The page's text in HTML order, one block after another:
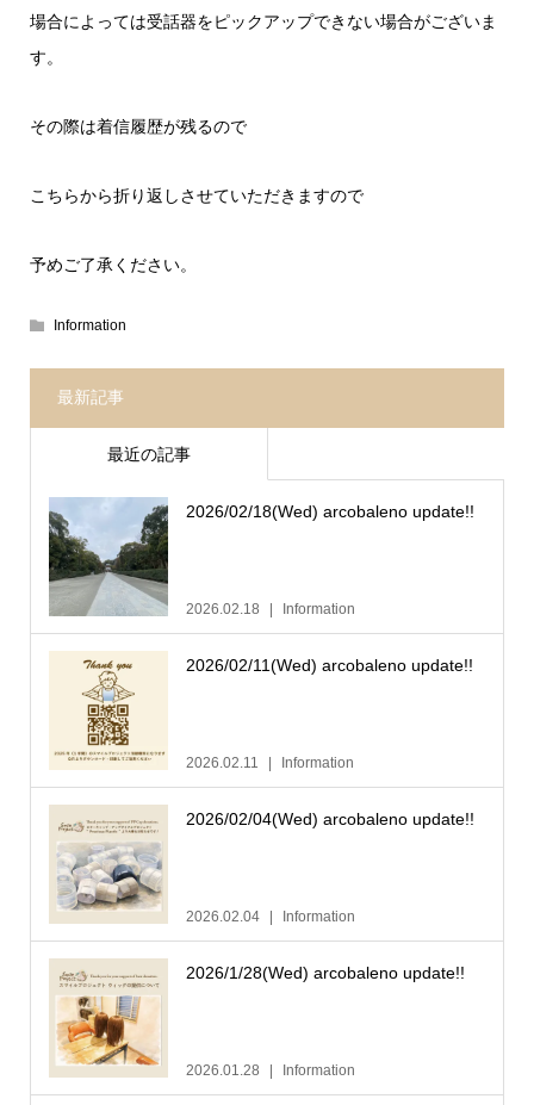
場合によっては受話器をピックアップできない場合がございま
す。
その際は着信履歴が残るので
こちらから折り返しさせていただきますので
予めご了承ください。
Information
最新記事
最近の記事
2026/02/18(Wed) arcobaleno update!!
2026.02.18 Information
2026/02/11(Wed) arcobaleno update!!
2026.02.11 Information
2026/02/04(Wed) arcobaleno update!!
2026.02.04 Information
2026/1/28(Wed) arcobaleno update!!
2026.01.28 Information